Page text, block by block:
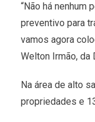
“Não há nenhum
preventivo para
vamos agora
Welton Irmão, da
Na área de alto
propriedades e